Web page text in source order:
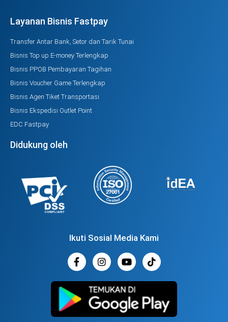
Layanan Bisnis Fastpay
Transfer Antar Bank, Setor dan Tarik Tunai
Bisnis Top up E-money Terlengkap
Bisnis PPOB Pembayaran Tagihan
Bisnis Voucher Game Terlengkap
Bisnis Agen Tiket Transportasi
Bisnis Ekspedisi Outlet Point
EDC Fastpay
Didukung oleh
Ikuti Sosial Media Kami